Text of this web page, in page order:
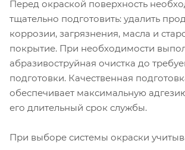
Перед окраской поверхность
тщательно подготовить: удалить
коррозии, загрязнения, масла и
покрытие. При необходимости
абразивоструйная очистка до
подготовки. Качественная
обеспечивает максимальную
его длительный срок службы.
При выборе системы окраски